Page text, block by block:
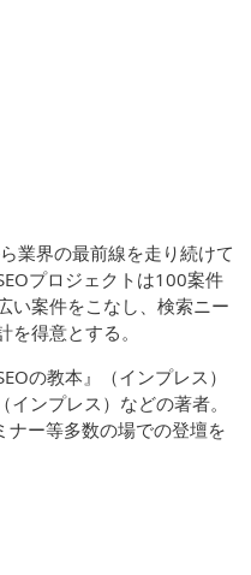
業界の最前線を走り続けて
プロジェクトは100案件
い案件をこなし、検索ニー
得意とする。
の教本』（インプレス）
ンプレス）などの著者。
ナー等多数の場での登壇を